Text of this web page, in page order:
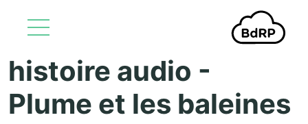
Aller au contenu principal
histoire audio -
Plume et les baleines